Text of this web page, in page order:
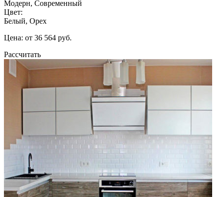
Модерн, Современный
Цвет:
Белый, Орех
Цена: от 36 564 руб.
Рассчитать